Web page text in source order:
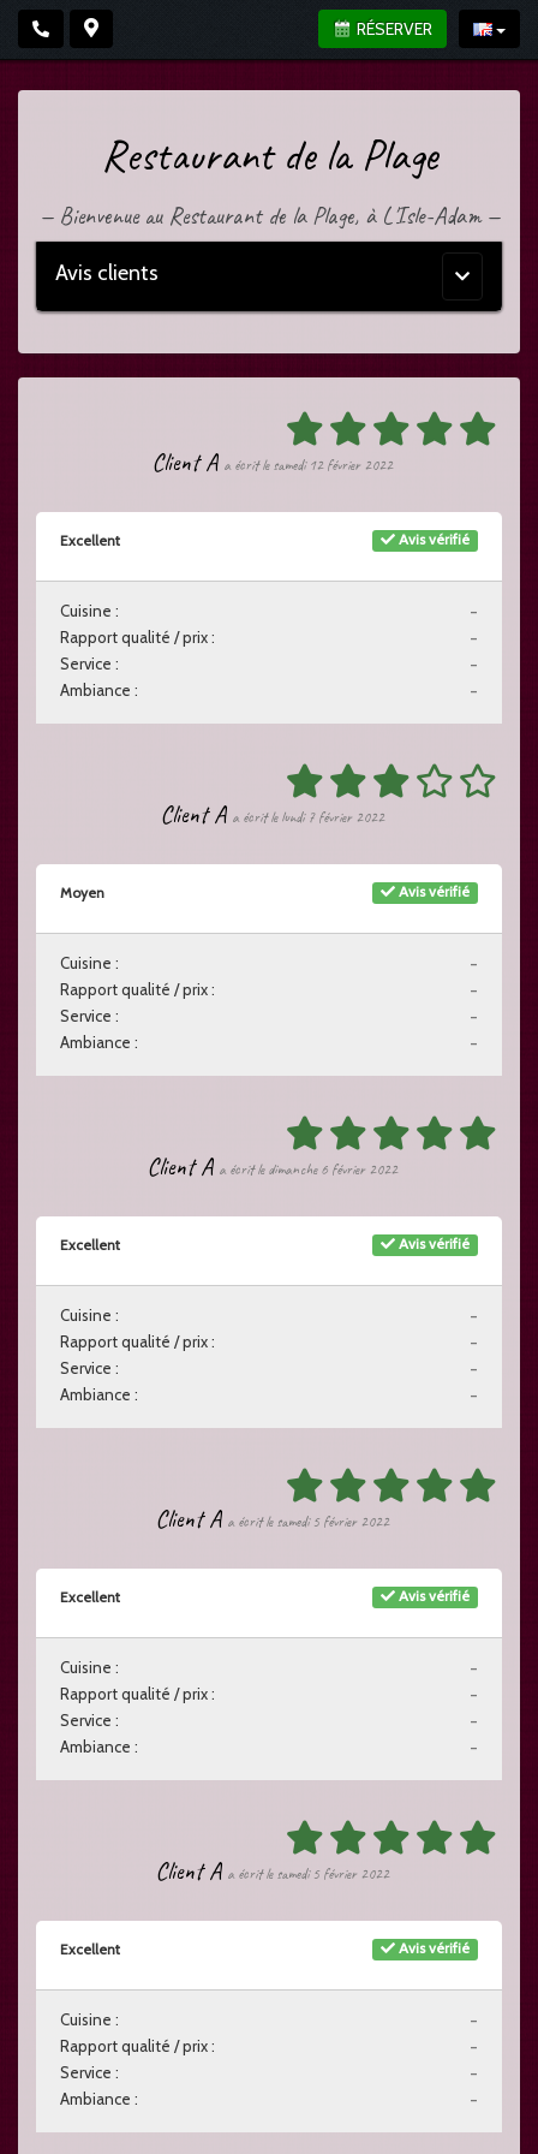
RÉSERVER
Restaurant de la Plage
—Bienvenue au Restaurant de la Plage, à L'Isle-Adam —
Menu
principal
Avis clients
Client A a écrit le samedi 12 février 2022
Avis vérifié
Excellent
-
Cuisine :
-
Rapport qualité / prix :
-
Service :
-
Ambiance :
Client A a écrit le lundi 7 février 2022
Avis vérifié
Moyen
-
Cuisine :
-
Rapport qualité / prix :
-
Service :
-
Ambiance :
Client A a écrit le dimanche 6 février 2022
Avis vérifié
Excellent
-
Cuisine :
-
Rapport qualité / prix :
-
Service :
-
Ambiance :
Client A a écrit le samedi 5 février 2022
Avis vérifié
Excellent
-
Cuisine :
-
Rapport qualité / prix :
-
Service :
-
Ambiance :
Client A a écrit le samedi 5 février 2022
Avis vérifié
Excellent
-
Cuisine :
-
Rapport qualité / prix :
-
Service :
-
Ambiance :